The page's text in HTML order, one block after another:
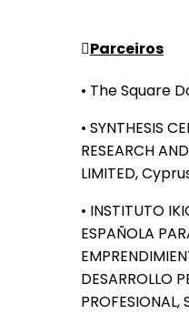
Parceiros
• The Square
• SYNTHESIS
RESEARCH
LIMITED,
• INSTITUTO
ESPAÑOLA
DESARROLLO
PROFESIONAL,